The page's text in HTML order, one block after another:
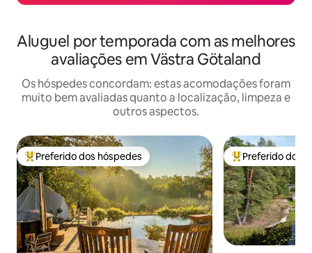
Aluguel por temporada com as melhores
avaliações em Västra Götaland
Os hóspedes concordam: estas acomodações foram
muito bem avaliadas quanto a localização, limpeza e
outros aspectos.
Entre os melhores preferidos dos hóspedes
Preferido dos hóspedes Entre os
Preferido dos